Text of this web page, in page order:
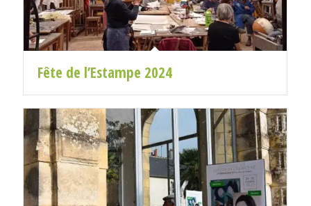
Fête de l’Estampe 2024